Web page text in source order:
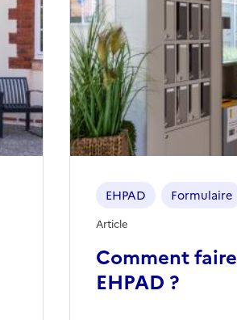
Comment
EHPAD ?
EHPAD Formulaire
Article